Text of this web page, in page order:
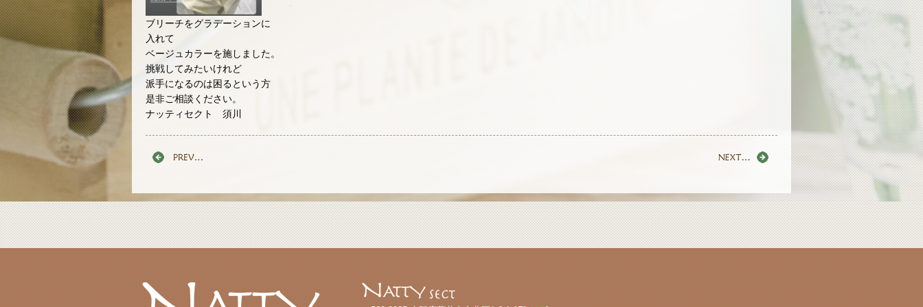
ブリーチをグラデーションに
入れて
ベージュカラーを施しました。
挑戦してみたいけれど
派手になるのは困るという方
是非ご相談ください。
ナッティセクト 須川